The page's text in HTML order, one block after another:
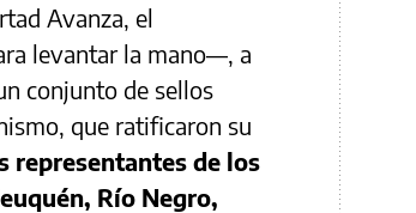
Avanza, el
levantar la mano—, a
conjunto de sellos
que ratificaron su
representantes de los
Río Negro,